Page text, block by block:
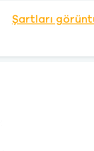
Şartları